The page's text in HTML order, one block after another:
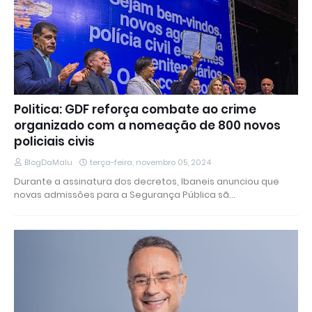
Politica: GDF reforça combate ao crime
organizado com a nomeação de 800 novos
policiais civis
BlogDaMalu terça-feira, novembro 05, 2024
Durante a assinatura dos decretos, Ibaneis anunciou que
novas admissões para a Segurança Pública sã…